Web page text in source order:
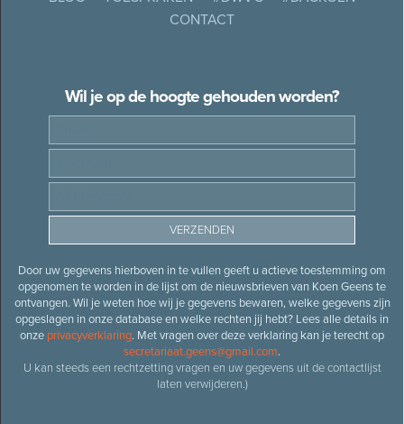
CONTACT
Wil je op de hoogte gehouden worden?
Door uw gegevens hierboven in te vullen geeft u actieve toestemming om
opgenomen te worden in de lijst om de nieuwsbrieven van Koen Geens te
ontvangen. Wil je weten hoe wij je gegevens bewaren, welke gegevens zijn
opgeslagen in onze database en welke rechten jij hebt? Lees alle details in
onze privacyverklaring. Met vragen over deze verklaring kan je terecht op
secretariaat.geens@gmail.com.
U kan steeds een rechtzetting vragen en uw gegevens uit de contactlijst
laten verwijderen.)